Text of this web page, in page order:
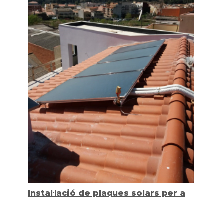
Instal·lació de plaques solars per a